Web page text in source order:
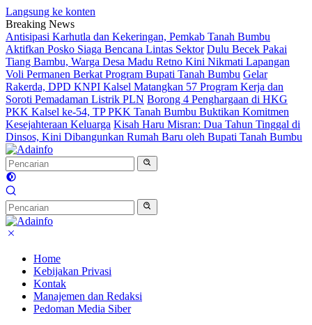
Langsung ke konten
Breaking News
Antisipasi Karhutla dan Kekeringan, Pemkab Tanah Bumbu
Aktifkan Posko Siaga Bencana Lintas Sektor Dulu Becek Pakai
Tiang Bambu, Warga Desa Madu Retno Kini Nikmati Lapangan
Voli Permanen Berkat Program Bupati Tanah Bumbu Gelar
Rakerda, DPD KNPI Kalsel Matangkan 57 Program Kerja dan
Soroti Pemadaman Listrik PLN Borong 4 Penghargaan di HKG
PKK Kalsel ke-54, TP PKK Tanah Bumbu Buktikan Komitmen
Kesejahteraan Keluarga Kisah Haru Misran: Dua Tahun Tinggal di
Dinsos, Kini Dibangunkan Rumah Baru oleh Bupati Tanah Bumbu
Home
Kebijakan Privasi
Kontak
Manajemen dan Redaksi
Pedoman Media Siber